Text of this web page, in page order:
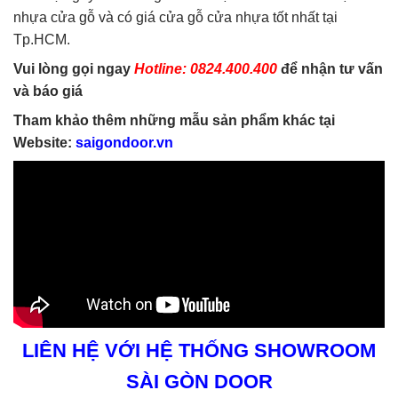
nhựa cửa gỗ và có giá cửa gỗ cửa nhựa tốt nhất tại
Tp.HCM.
Vui lòng gọi ngay Hotline: 0824.400.400 để nhận tư vấn
và báo giá
Tham khảo thêm những mẫu sản phẩm khác tại
Website: saigondoor.vn
LIÊN HỆ VỚI HỆ THỐNG SHOWROOM
SÀI GÒN DOOR